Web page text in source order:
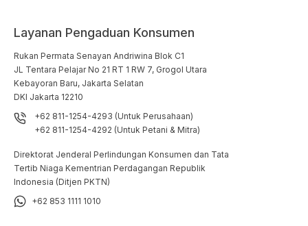
Layanan Pengaduan Konsumen
Rukan Permata Senayan Andriwina Blok C1
JL Tentara Pelajar No 21 RT 1 RW 7, Grogol Utara
Kebayoran Baru, Jakarta Selatan
DKI Jakarta 12210
+62 811-1254-4293 (Untuk Perusahaan)
+62 811-1254-4292 (Untuk Petani & Mitra)
Direktorat Jenderal Perlindungan Konsumen dan Tata
Tertib Niaga Kementrian Perdagangan Republik
Indonesia (Ditjen PKTN)
+62 853 1111 1010